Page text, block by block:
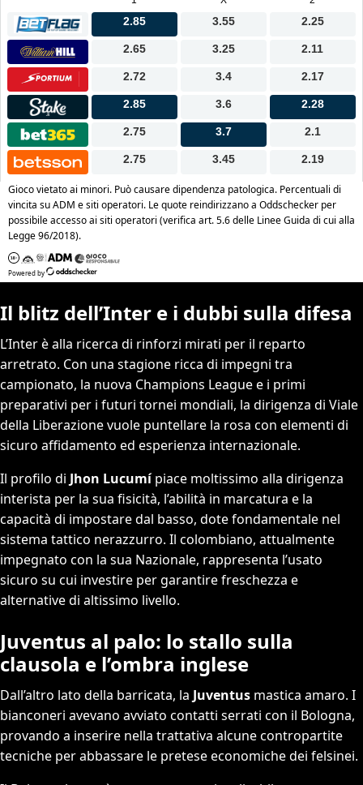
Il blitz dell’Inter e i dubbi sulla difesa
L’Inter è alla ricerca di rinforzi mirati per il reparto
arretrato. Con una stagione ricca di impegni tra
campionato, la nuova Champions League e i primi
preparativi per i futuri tornei mondiali, la dirigenza di Viale
della Liberazione vuole puntellare la rosa con elementi di
sicuro affidamento ed esperienza internazionale.
Il profilo di Jhon Lucumípiace moltissimo alla dirigenza
interista per la sua fisicità, l’abilità in marcatura e la
capacità di impostare dal basso, dote fondamentale nel
sistema tattico nerazzurro. Il colombiano, attualmente
impegnato con la sua Nazionale, rappresenta l’usato
sicuro su cui investire per garantire freschezza e
alternative di altissimo livello.
Juventus al palo: lo stallo sulla
clausola e l’ombra inglese
Dall’altro lato della barricata, la Juventus mastica amaro. I
bianconeri avevano avviato contatti serrati con il Bologna,
provando a inserire nella trattativa alcune contropartite
tecniche per abbassare le pretese economiche dei felsinei.